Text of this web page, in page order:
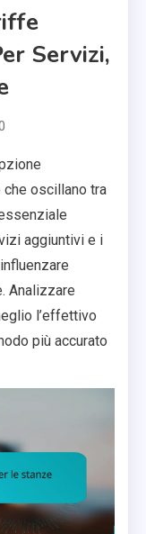
Servizi,
oscillano tra
aggiuntivi e i
Analizzare
l’effettivo
più accurato